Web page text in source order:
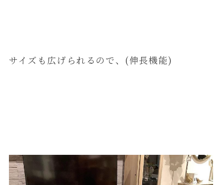
サイズも広げられるので、(伸長機能)